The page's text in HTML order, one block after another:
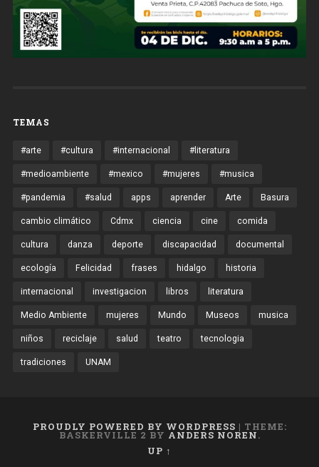
TEMAS
#arte #cultura #internacional #literatura
#medioambiente #mexico #mujeres #musica
#pandemia #salud apps aprender Arte Basura
cambio climático Cdmx ciencia cine comida
cultura danza deporte discapacidad documental
ecología Felicidad frases hidalgo historia
internacional investigacion libros literatura
Medio Ambiente mujeres Mundo Museos musica
niños reciclaje salud teatro tecnologia
tradiciones UNAM
PROUDLY POWERED BY WORDPRESS | THEME:
BASKERVILLE 2 BY ANDERS NOREN.
UP ↑